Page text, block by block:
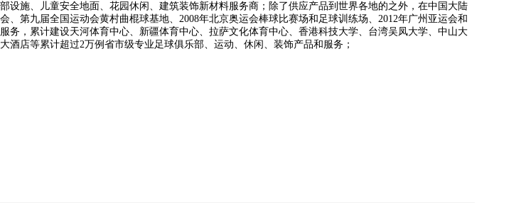
施、儿童安全地面、花园休闲、建筑装饰新材料服务商；除了供应产品到世界各地的之外，在中国大陆
第九届全国运动会黄村曲棍球基地、2008年北京奥运会棒球比赛场和足球训练场、2012年广州亚运会和
，累计建设天河体育中心、新疆体育中心、拉萨文化体育中心、香港科技大学、台湾吴凤大学、中山大
店等累计超过2万例省市级专业足球俱乐部、运动、休闲、装饰产品和服务；